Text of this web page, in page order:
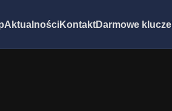
AktualnościKontaktDarmowe klucze